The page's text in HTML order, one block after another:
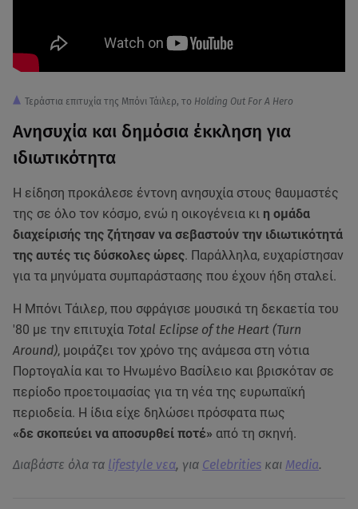
Τεράστια επιτυχία της Μπόνι Τάιλερ, το Holding Out For A Hero
Ανησυχία και δημόσια έκκληση για
ιδιωτικότητα
Η είδηση προκάλεσε έντονη ανησυχία στους θαυμαστές
της σε όλο τον κόσμο, ενώ η οικογένεια κι η ομάδα
διαχείρισής της ζήτησαν να σεβαστούν την ιδιωτικότητά
της αυτές τις δύσκολες ώρες. Παράλληλα, ευχαρίστησαν
για τα μηνύματα συμπαράστασης που έχουν ήδη σταλεί.
Η Μπόνι Τάιλερ, που σφράγισε μουσικά τη δεκαετία του
'80 με την επιτυχία Total Eclipse of the Heart (Turn
Around), μοιράζει τον χρόνο της ανάμεσα στη νότια
Πορτογαλία και το Ηνωμένο Βασίλειο και βρισκόταν σε
περίοδο προετοιμασίας για τη νέα της ευρωπαϊκή
περιοδεία. Η ίδια είχε δηλώσει πρόσφατα πως
«δε σκοπεύει να αποσυρθεί ποτέ» από τη σκηνή.
Διαβάστε όλα τα lifestyle νεα, για Celebrities και Media.